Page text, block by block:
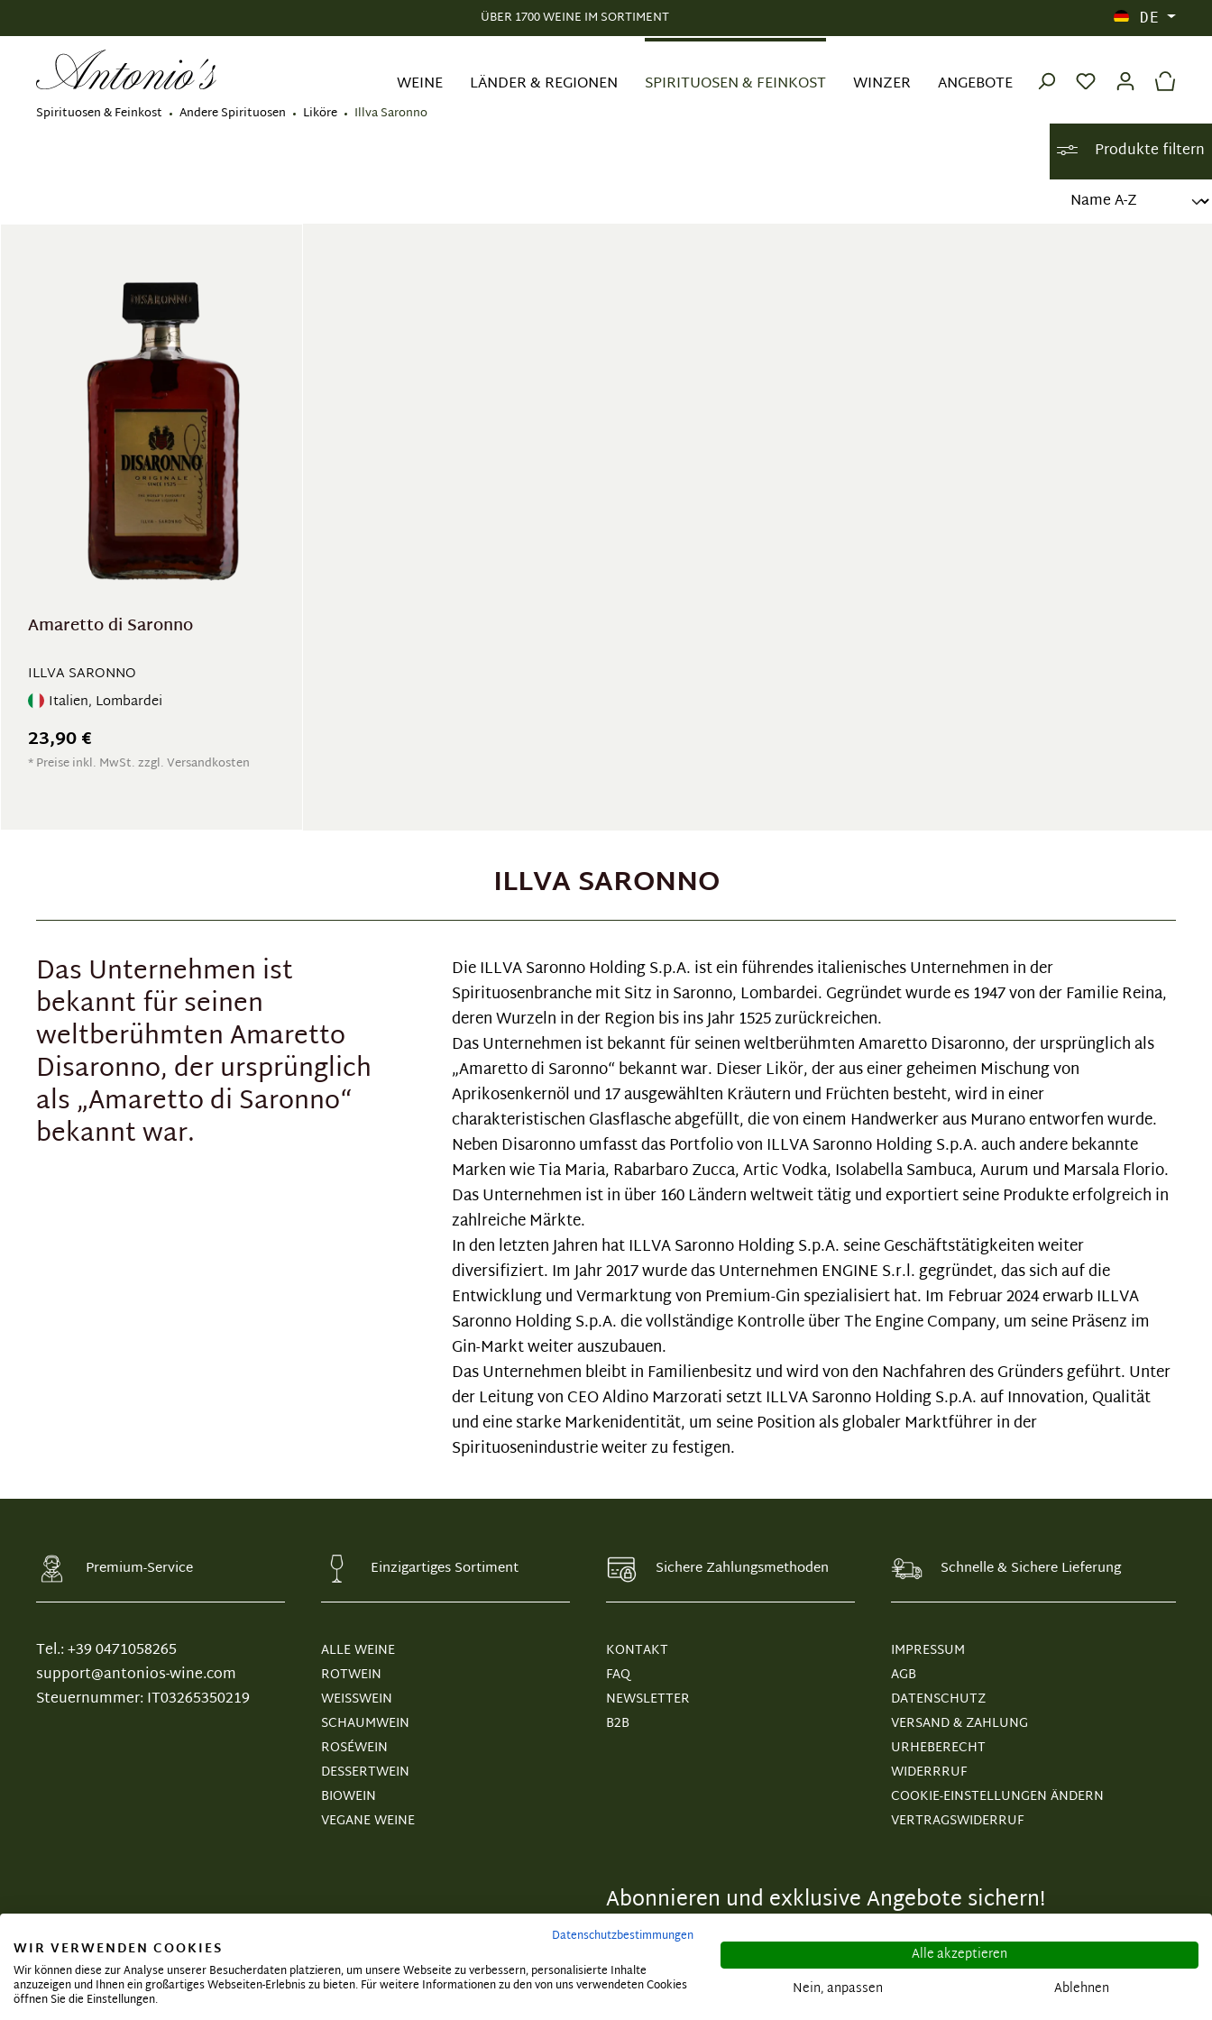
ÜBER 1700 WEINE IM SORTIMENT DE
Spirituosen & Feinkost Andere Spirituosen Liköre Illva Saronno
WEINE LÄNDER & REGIONEN SPIRITUOSEN & FEINKOST WINZER ANGEBOTE
Produkte filtern
Amaretto di Saronno
ILLVA SARONNO
Italien, Lombardei
23,90 €
* Preise inkl. MwSt. zzgl. Versandkosten
ILLVA SARONNO
Das Unternehmen ist
bekannt für seinen
weltberühmten Amaretto
Disaronno, der ursprünglich
als „Amaretto di Saronno“
bekannt war.
Die ILLVA Saronno Holding S.p.A. ist ein führendes italienisches Unternehmen in der
Spirituosenbranche mit Sitz in Saronno, Lombardei. Gegründet wurde es 1947 von der Familie Reina,
deren Wurzeln in der Region bis ins Jahr 1525 zurückreichen.
Das Unternehmen ist bekannt für seinen weltberühmten Amaretto Disaronno, der ursprünglich als
„Amaretto di Saronno“ bekannt war. Dieser Likör, der aus einer geheimen Mischung von
Aprikosenkernöl und 17 ausgewählten Kräutern und Früchten besteht, wird in einer
charakteristischen Glasflasche abgefüllt, die von einem Handwerker aus Murano entworfen wurde.
Neben Disaronno umfasst das Portfolio von ILLVA Saronno Holding S.p.A. auch andere bekannte
Marken wie Tia Maria, Rabarbaro Zucca, Artic Vodka, Isolabella Sambuca, Aurum und Marsala Florio.
Das Unternehmen ist in über 160 Ländern weltweit tätig und exportiert seine Produkte erfolgreich in
zahlreiche Märkte.
In den letzten Jahren hat ILLVA Saronno Holding S.p.A. seine Geschäftstätigkeiten weiter
diversifiziert. Im Jahr 2017 wurde das Unternehmen ENGINE S.r.l. gegründet, das sich auf die
Entwicklung und Vermarktung von Premium-Gin spezialisiert hat. Im Februar 2024 erwarb ILLVA
Saronno Holding S.p.A. die vollständige Kontrolle über The Engine Company, um seine Präsenz im
Gin-Markt weiter auszubauen.
Das Unternehmen bleibt in Familienbesitz und wird von den Nachfahren des Gründers geführt. Unter
der Leitung von CEO Aldino Marzorati setzt ILLVA Saronno Holding S.p.A. auf Innovation, Qualität
und eine starke Markenidentität, um seine Position als globaler Marktführer in der
Spirituosenindustrie weiter zu festigen.
Premium-Service Einzigartiges Sortiment Sichere Zahlungsmethoden Schnelle & Sichere Lieferung
Tel.: +39 0471058265
support@antonios-wine.com
Steuernummer: IT03265350219
ALLE WEINE
ROTWEIN
WEISSWEIN
SCHAUMWEIN
ROSÉWEIN
DESSERTWEIN
BIOWEIN
VEGANE WEINE
KONTAKT
FAQ
NEWSLETTER
B2B
IMPRESSUM
AGB
DATENSCHUTZ
VERSAND & ZAHLUNG
URHEBERECHT
WIDERRRUF
COOKIE-EINSTELLUNGEN ÄNDERN
VERTRAGSWIDERRUF
Abonnieren und exklusive Angebote sichern!
Datenschutzbestimmungen
WIR VERWENDEN COOKIES
Wir können diese zur Analyse unserer Besucherdaten platzieren, um unsere Webseite zu verbessern, personalisierte Inhalte
anzuzeigen und Ihnen ein großartiges Webseiten-Erlebnis zu bieten. Für weitere Informationen zu den von uns verwendeten Cookies
öffnen Sie die Einstellungen.
Alle akzeptieren
Nein, anpassen
Ablehnen